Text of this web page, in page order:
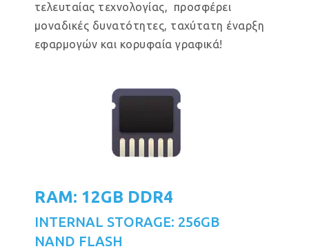
τελευταίας τεχνολογίας, προσφέρει
μοναδικές δυνατότητες, ταχύτατη έναρξη
εφαρμογών και κορυφαία γραφικά!
RAM: 12GB DDR4
INTERNAL STORAGE: 256GB
NAND FLASH